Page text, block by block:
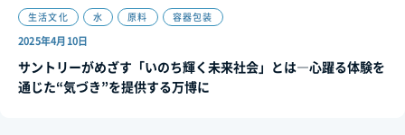
生活文化 水 原料 容器包装
2025年4月10日
サントリーがめざす「いのち輝く未来社会」とは―心躍る体験を
通じた“気づき”を提供する万博に